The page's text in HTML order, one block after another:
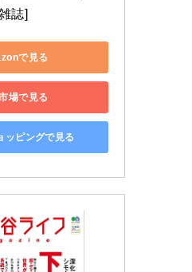
誌]
で見る
場で見る
ッピングで見る